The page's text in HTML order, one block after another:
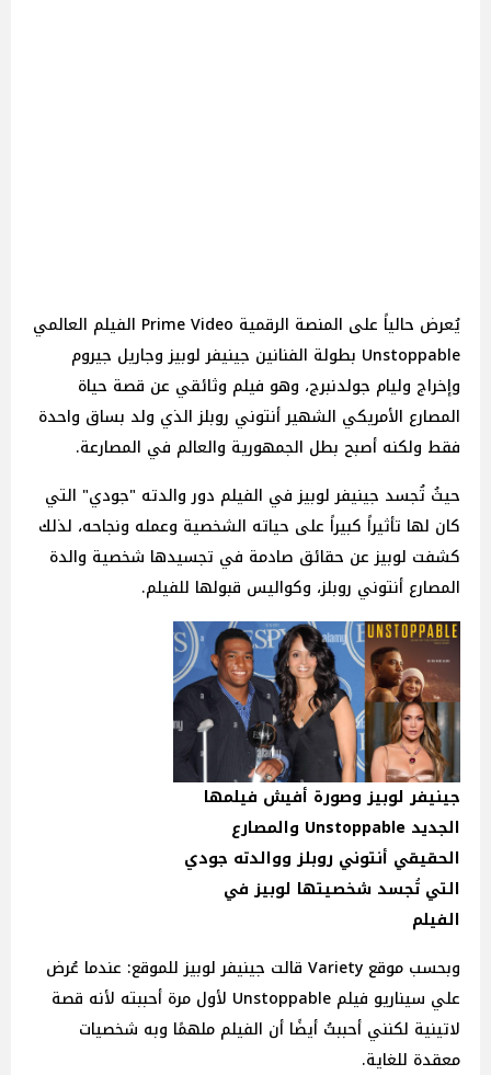
يُعرض حالياً على المنصة الرقمية Prime Video الفيلم العالمي
Unstoppable بطولة الفنانين جينيفر لوبيز وجاريل جيروم
وإخراج وليام جولدنبرج، وهو فيلم وثائقي عن قصة حياة
المصارع الأمريكي الشهير أنتوني روبلز الذي ولد بساق واحدة
فقط ولكنه أصبح بطل الجمهورية والعالم في المصارعة.
حيثُ تُجسد جينيفر لوبيز في الفيلم دور والدته "جودي" التي
كان لها تأثيراً كبيراً على حياته الشخصية وعمله ونجاحه، لذلك
كشفت لوبيز عن حقائق صادمة في تجسيدها شخصية والدة
المصارع أنتوني روبلز، وكواليس قبولها للفيلم.
جينيفر لوبيز وصورة أفيش فيلمها
الجديد Unstoppable والمصارع
الحقيقي أنتوني روبلز ووالدته جودي
التي تُجسد شخصيتها لوبيز في
الفيلم
وبحسب موقع Variety قالت جينيفر لوبيز للموقع: عندما عُرض
علي سيناريو فيلم Unstoppable لأول مرة أحببته لأنه قصة
لاتينية لكنني أحببتُ أيضًا أن الفيلم ملهمًا وبه شخصيات
معقدة للغاية.